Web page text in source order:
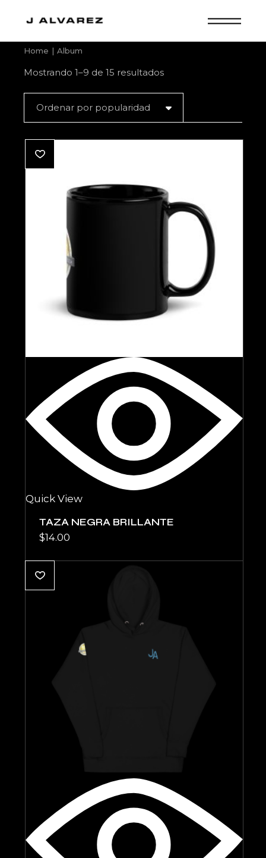
Home Album
Mostrando 1–9 de 15 resultadosOrdenado
por
Ordenar por popularidad
Quick View
TAZA NEGRA BRILLANTE
$14.00